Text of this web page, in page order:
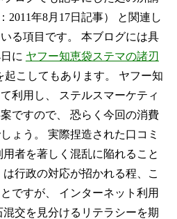
：2011年8月17日記事） と関連し
る項目です。 本ブログには具
に ヤフー知恵袋ステマの諸刃
起こしてもあります。 ヤフー知
利用し、 ステルスマーケティ
ですので、 恐らく今回の消費
ょう。 実際捏造された口コミ
者を著しく混乱に陥れること
行政の対応が招かれる程、こ
ですが、 インターネット利用
交を見分けるリテラシーを期